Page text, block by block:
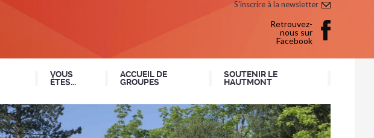
S'inscrire à la newsletter
Retrouvez-
nous sur
Facebook
VOUS
ÊTES...
ACCUEIL DE
GROUPES
SOUTENIR LE
HAUTMONT